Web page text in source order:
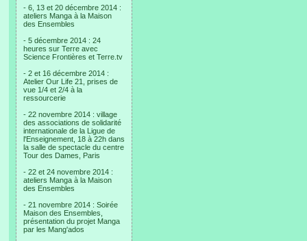
- 6, 13 et 20 décembre 2014 :
ateliers Manga à la Maison
des Ensembles
- 5 décembre 2014 : 24
heures sur Terre avec
Science Frontières et Terre.tv
- 2 et 16 décembre 2014 :
Atelier Our Life 21, prises de
vue 1/4 et 2/4 à la
ressourcerie
- 22 novembre 2014 : village
des associations de solidarité
internationale de la Ligue de
l'Enseignement, 18 à 22h dans
la salle de spectacle du centre
Tour des Dames, Paris
- 22 et 24 novembre 2014 :
ateliers Manga à la Maison
des Ensembles
- 21 novembre 2014 : Soirée
Maison des Ensembles,
présentation du projet Manga
par les Mang'ados